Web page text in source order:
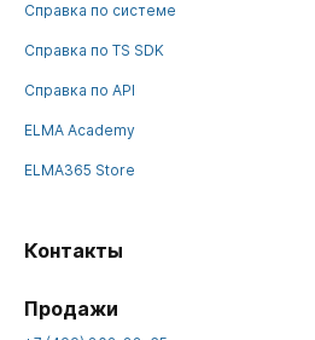
Справка по системе
Справка по TS SDK
Справка по API
ELMA Academy
ELMA365 Store
Контакты
Продажи